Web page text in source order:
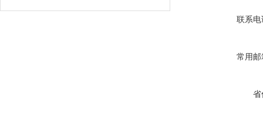
联系电
常用邮
省